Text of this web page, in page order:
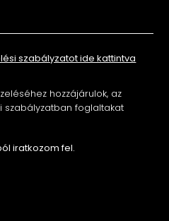
szabályzatot ide kattintva
hozzájárulok, az
foglaltakat
iratkozom fel.